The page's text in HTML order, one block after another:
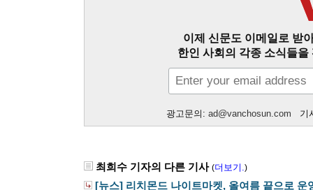
이제 신문도 이메일로 받
한인 사회의 각종 소식들
광고문의: ad@vanchosun.com 기
최희수 기자의 다른 기사 (더보기.)
[뉴스] 리치몬드 나이트마켓, 올여름 끝으로 운